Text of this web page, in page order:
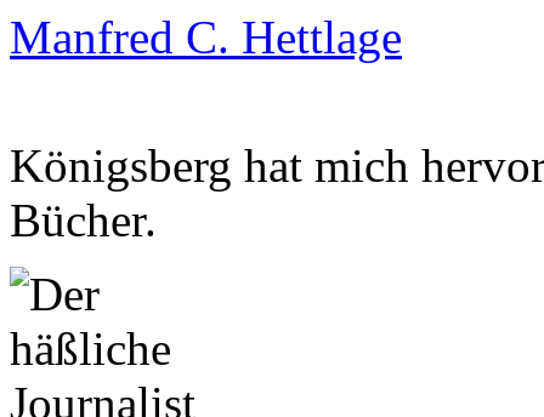
Manfred C. Hettlage
Königsberg hat mich
Bücher.